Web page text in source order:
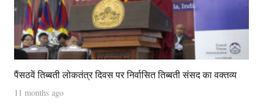
पैंसठवें तिब्बती लोकतंत्र दिवस पर निर्वासित तिब्बती संसद का वक्तव्य
11 months ago